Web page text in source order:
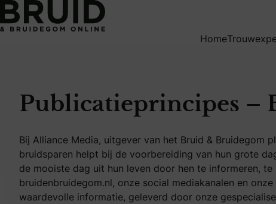
Home
Publicatieprincipes –
Bij Alliance Media, uitgever van het Bruid &
bruidsparen helpt bij de voorbereiding van hun grote
de mooiste dag uit hun leven door hen te informeren,
bruidenbruidegom.nl, onze social mediakanalen en
waardevolle informatie, geleverd door onze